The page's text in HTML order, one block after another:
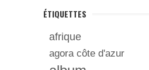
ÉTIQUETTES
afrique
agora côte d'azur